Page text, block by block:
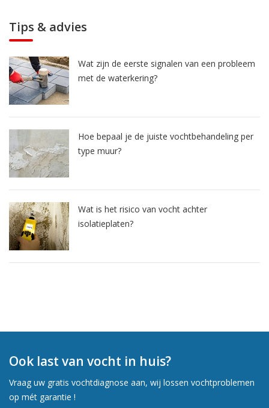
Tips & advies
Wat zijn de eerste signalen van een probleem
met de waterkering?
Hoe bepaal je de juiste vochtbehandeling per
type muur?
Wat is het risico van vocht achter
isolatieplaten?
Ook last van vocht in huis?
Vraag uw gratis vochtdiagnose aan, wij lossen vochtproblemen
op mét garantie !